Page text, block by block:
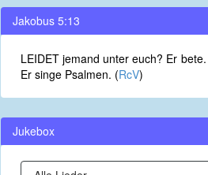
Jakobus 5:13
LEIDET jemand unter euch? Er
Er singe Psalmen. (RcV)
Jukebox